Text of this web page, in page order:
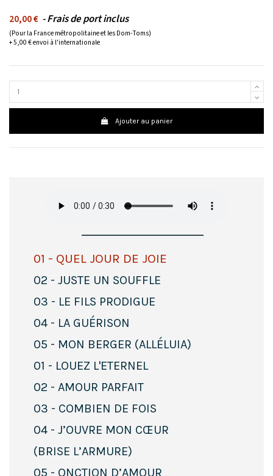
20,00 € - Frais de port inclus
(Pour la France métropolitaine et les Dom-Toms)
+ 5,00 € envoi à l'internationale
Ajouter au panier
01 - QUEL JOUR DE JOIE
02 - JUSTE UN SOUFFLE
03 - LE FILS PRODIGUE
04 - LA GUÉRISON
05 - MON BERGER (ALLÉLUIA)
01 - LOUEZ L'ETERNEL
02 - AMOUR PARFAIT
03 - COMBIEN DE FOIS
04 - J’OUVRE MON CŒUR
(BRISE L’ARMURE)
05 - ONCTION D’AMOUR